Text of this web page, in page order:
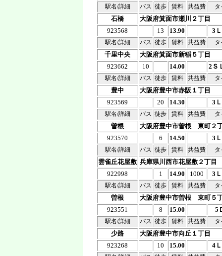
駅名/詳細 バス 徒歩 賃料 共益費 タ
石橋
大阪府箕面市瀬川２丁目
923568
13 13.90 3
駅名/詳細 バス 徒歩 賃料 共益費 タ
千里中央
大阪府箕面市新稲５丁目
923662
10 14.00 2Ｓ
駅名/詳細 バス 徒歩 賃料 共益費 タ
豊中
大阪府豊中市赤阪１丁目
923569
20 14.30 3
駅名/詳細 バス 徒歩 賃料 共益費 タ
曽根
大阪府豊中市曽根 東町２
923570
6 14.50 3
駅名/詳細 バス 徒歩 賃料 共益費 タ
雲雀丘花屋敷 兵庫県川西市花屋敷２丁目
922998
1 14.90 1000 3
駅名/詳細 バス 徒歩 賃料 共益費 タ
曽根
大阪府豊中市曽根 東町５
923551
8 15.00 5
駅名/詳細 バス 徒歩 賃料 共益費 タ
少路
大阪府豊中市向丘１丁目
923268
10 15.00 4